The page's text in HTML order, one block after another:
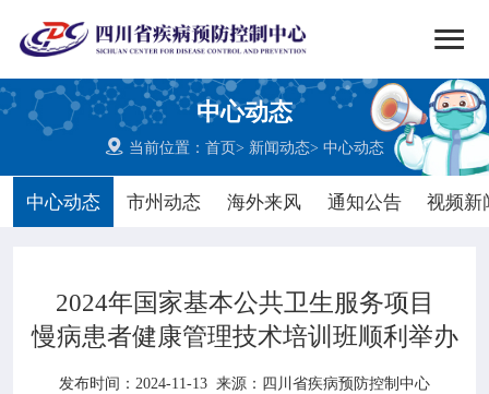

中心动态
 当前位置：首页> 新闻动态>中心动态
中心动态 市州动态 海外来风 通知公告 视频新

网站首页
中心概况 
新闻动态 
工作重点 
2024年国家基本公共卫生服务项目
慢病患者健康管理技术培训班顺利举办
发布时间：2024-11-13 来源： 四川省疾病预防控制中心